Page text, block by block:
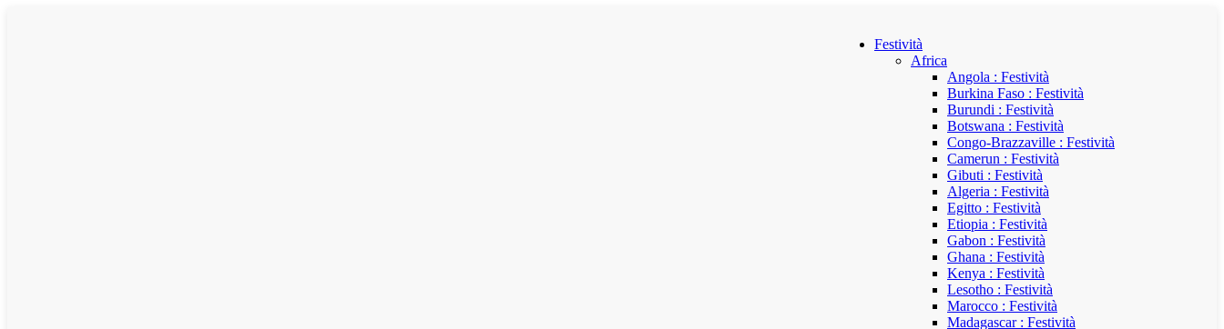
Festività
Africa
Angola : Festività
Burkina Faso : Festività
Burundi : Festività
Botswana : Festività
Congo-Brazzaville : Festività
Camerun : Festività
Gibuti : Festività
Algeria : Festività
Egitto : Festività
Etiopia : Festività
Gabon : Festività
Ghana : Festività
Kenya : Festività
Lesotho : Festività
Marocco : Festività
Madagascar : Festività